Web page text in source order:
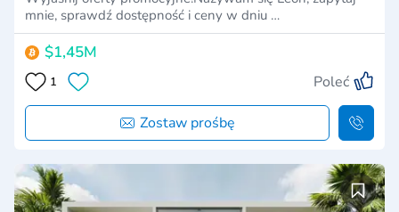
mnie, sprawdź dostępność i ceny w dniu …
$1,45M
1 Poleć
Zostaw prośbę